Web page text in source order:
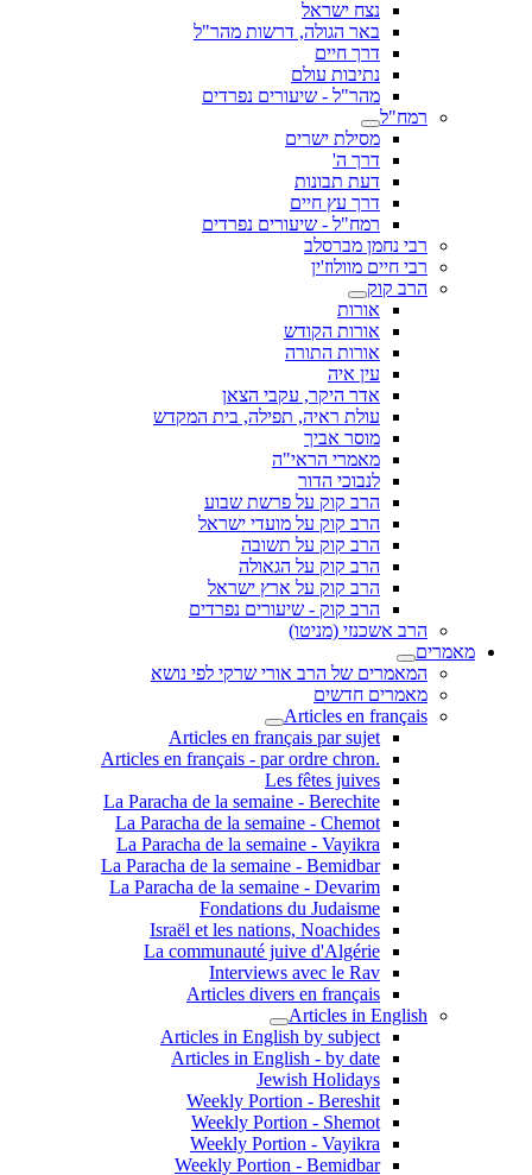
נצח ישראל
באר הגולה, דרשות מהר"ל
דרך חיים
נתיבות עולם
מהר"ל - שיעורים נפרדים
רמח"ל
מסילת ישרים
דרך ה'
דעת תבונות
דרך עץ חיים
רמח"ל - שיעורים נפרדים
רבי נחמן מברסלב
רבי חיים מוולוז'ין
הרב קוק
אורות
אורות הקודש
אורות התורה
עין איה
אדר היקר, עקבי הצאן
עולת ראיה, תפילה, בית המקדש
מוסר אביך
מאמרי הראי"ה
לנבוכי הדור
הרב קוק על פרשת שבוע
הרב קוק על מועדי ישראל
הרב קוק על תשובה
הרב קוק על הגאולה
הרב קוק על ארץ ישראל
הרב קוק - שיעורים נפרדים
הרב אשכנזי (מניטו)
מאמרים
המאמרים של הרב אורי שרקי לפי נושא
מאמרים חדשים
Articles en français
Articles en français par sujet
.Articles en français - par ordre chron
Les fêtes juives
La Paracha de la semaine - Berechite
La Paracha de la semaine - Chemot
La Paracha de la semaine - Vayikra
La Paracha de la semaine - Bemidbar
La Paracha de la semaine - Devarim
Fondations du Judaisme
Israël et les nations, Noachides
La communauté juive d'Algérie
Interviews avec le Rav
Articles divers en français
Articles in English
Articles in English by subject
Articles in English - by date
Jewish Holidays
Weekly Portion - Bereshit
Weekly Portion - Shemot
Weekly Portion - Vayikra
Weekly Portion - Bemidbar